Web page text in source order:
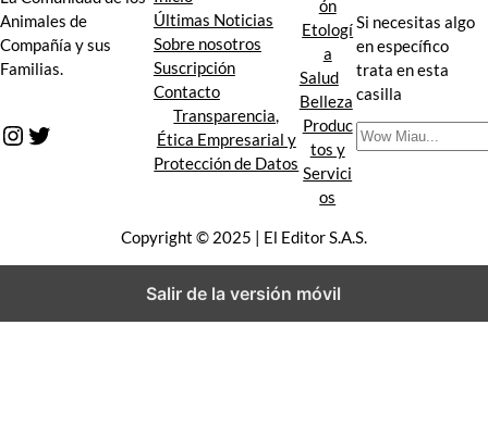
Animales de
Compañía y sus
Familias.
Instagram Twitter
Últimas Noticias
Sobre nosotros
Suscripción
Contacto
Transparencia,
Ética Empresarial y
Protección de Datos
ón
Etologí
a
Salud
Belleza
Produc
tos y
Servici
os
Si necesitas algo
en específico
trata en esta
casilla
B
u
Copyright © 2025 | El Editor S.A.S.
Salir de la versión móvil